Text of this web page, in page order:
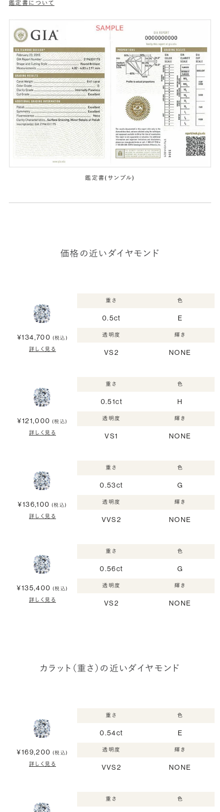
鑑定書について
鑑定書(サンプル)
価格の近いダイヤモンド
¥134,700 (税込)
詳しく見る
重さ
0.5ct
色
E
透明度
VS2
輝き
NONE
¥121,000 (税込)
詳しく見る
重さ
0.51ct
色
H
透明度
VS1
輝き
NONE
¥136,100 (税込)
詳しく見る
重さ
0.53ct
色
G
透明度
VVS2
輝き
NONE
¥135,400 (税込)
詳しく見る
重さ
0.56ct
色
G
透明度
VS2
輝き
NONE
カラット（重さ）の近いダイヤモンド
¥169,200 (税込)
詳しく見る
重さ
0.54ct
色
E
透明度
VVS2
輝き
NONE
重さ 色